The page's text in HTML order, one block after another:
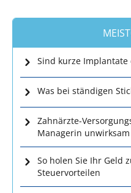
Sind kurze Implantate
Was bei ständigen
Zahnärzte-
Managerin unwirksam
So holen Sie Ihr Geld
Steuervorteilen